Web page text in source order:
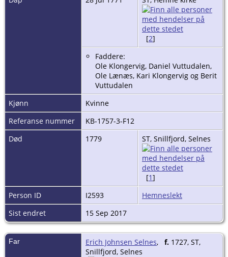
[2]
Faddere:
Ole Klongervig, Daniel Vuttudalen,
Ole Lænæs, Kari Klongervig og Berit
Vuttudalen
Kjønn
Kvinne
Referanse nummer
KB-1757-3-F12
Død
1779 ST, Snillfjord, Selnes
[1]
Person ID
I2593
Hemneslekt
Sist endret
15 Sep 2017
Far Erich Johnsen Selnes, f. 1727, ST,
Snillfjord, Selnes